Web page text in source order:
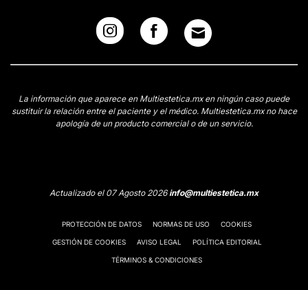
La información que aparece en Multiestetica.mx en ningún caso puede
sustituir la relación entre el paciente y el médico. Multiestetica.mx no hace
apología de un producto comercial o de un servicio.
Actualizado el 07 Agosto 2026info@multiestetica.mx
PROTECCIÓN DE DATOS NORMAS DE USO COOKIES
GESTIÓN DE COOKIES AVISO LEGAL POLÍTICA EDITORIAL
TÉRMINOS & CONDICIONES